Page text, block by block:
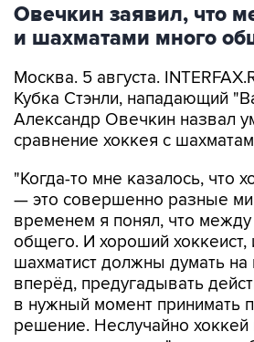
Овечкин заявил, что
и шахматами много
Москва. 5 августа.
Кубка Стэнли, нападающий
Александр Овечкин назвал
сравнение хоккея с
"Когда-то мне казалось, что
— это совершенно разные
временем я понял, что
общего. И хороший хоккеист,
шахматист должны думать на
вперёд, предугадывать
в нужный момент принимать
решение. Неслучайно